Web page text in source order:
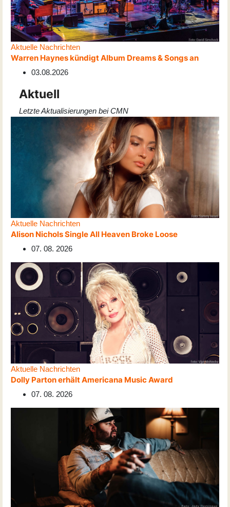
Aktuelle Nachrichten
Warren Haynes kündigt Album Dreams & Songs an
03.08.2026
Aktuell
Letzte Aktualisierungen bei CMN
Aktuelle Nachrichten
Alison Nichols Single All Heaven Broke Loose
07. 08. 2026
Aktuelle Nachrichten
Dolly Parton erhält Americana Music Award
07. 08. 2026